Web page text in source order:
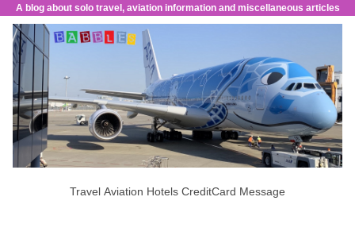
A blog about solo travel, aviation information and miscellaneous articles
Travel Aviation Hotels CreditCard Message